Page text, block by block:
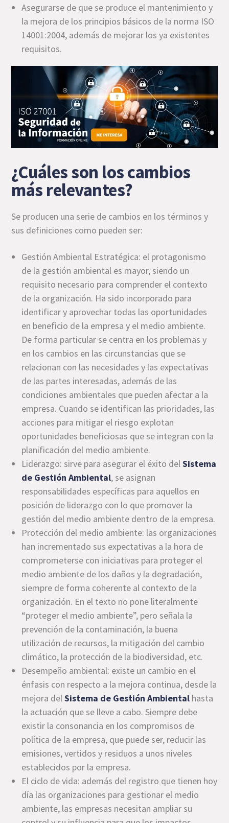
Asegurarse de que se produce el mantenimiento y
la mejora de los principios básicos de la norma ISO
14001:2004, además de mejorar los ya existentes
requisitos.
¿Cuáles son los cambios
más relevantes?
Se producen una serie de cambios en los términos y
sus definiciones como pueden ser:
Gestión Ambiental Estratégica: el protagonismo
de la gestión ambiental es mayor, siendo un
requisito necesario para comprender el contexto
de la organización. Ha sido incorporado para
identificar y aprovechar todas las oportunidades
en beneficio de la empresa y el medio ambiente.
De forma particular se centra en los problemas y
en los cambios en las circunstancias que se
relacionan con las necesidades y las expectativas
de las partes interesadas, además de las
condiciones ambientales que pueden afectar a la
empresa. Cuando se identifican las prioridades, las
acciones para mitigar el riesgo explotan
oportunidades beneficiosas que se integran con la
planificación del medio ambiente.
Liderazgo: sirve para asegurar el éxito delSistema
de Gestión Ambiental, se asignan
responsabilidades específicas para aquellos en
posición de liderazgo con lo que promover la
gestión del medio ambiente dentro de la empresa.
Protección del medio ambiente: las organizaciones
han incrementado sus expectativas a la hora de
comprometerse con iniciativas para proteger el
medio ambiente de los daños y la degradación,
siempre de forma coherente al contexto de la
organización. En el texto no pone literalmente
“proteger el medio ambiente”, pero señala la
prevención de la contaminación, la buena
utilización de recursos, la mitigación del cambio
climático, la protección de la biodiversidad, etc.
Desempeño ambiental: existe un cambio en el
énfasis con respecto a la mejora continua, desde la
mejora delSistema de Gestión Ambiental hasta
la actuación que se lleve a cabo. Siempre debe
existir la consonancia en los compromisos de
política de la empresa, que puede ser, reducir las
emisiones, vertidos y residuos a unos niveles
establecidos por la empresa.
El ciclo de vida: además del registro que tienen hoy
día las organizaciones para gestionar el medio
ambiente, las empresas necesitan ampliar su